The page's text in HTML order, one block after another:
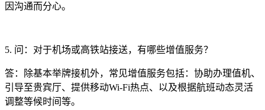
因沟通而分心。
5. 问：对于机场或高铁站接送，有哪些增值服务？
答：除基本举牌接机外，常见增值服务包括：协助办理值机、
引导至贵宾厅、提供移动Wi-Fi热点、以及根据航班动态灵活
调整等候时间等。